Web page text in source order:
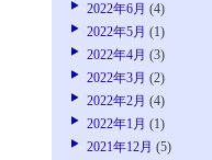
2022年6月 (4)
2022年5月 (1)
2022年4月 (3)
2022年3月 (2)
2022年2月 (4)
2022年1月 (1)
2021年12月 (5)